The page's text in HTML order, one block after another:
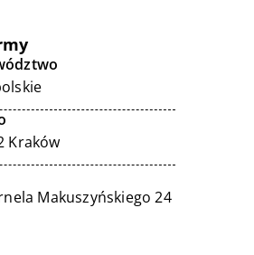
Kraków
Makuszyńskiego 24